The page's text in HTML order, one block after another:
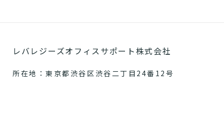
レバレジーズオフィスサポート株式会社
所在地：東京都渋谷区渋谷二丁目24番12号